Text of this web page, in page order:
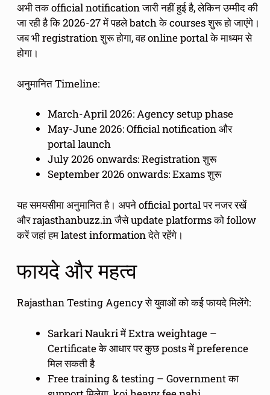
अभी तक official notification जारी नहीं हुई है, लेकिन उम्मीद की
जा रही है कि 2026-27 में पहले batch के courses शुरू हो जाएंगे।
जब भी registration शुरू होगा, वह online portal के माध्यम से
होगा।
अनुमानित Timeline:
March-April 2026: Agency setup phase
May-June 2026: Official notification और
portal launch
July 2026 onwards: Registration शुरू
September 2026 onwards: Exams शुरू
यह समयसीमा अनुमानित है। अपने official portal पर नजर रखें
और rajasthanbuzz.in जैसे update platforms को follow
करें जहां हम latest information देते रहेंगे।
फायदे और महत्व
Rajasthan Testing Agency से युवाओं को कई फायदे मिलेंगे:
Sarkari Naukri में Extra weightage –
Certificate के आधार पर कुछ posts में preference
मिल सकती है
Free training & testing – Government का